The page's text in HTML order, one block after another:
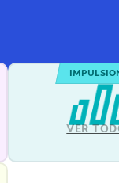
VER